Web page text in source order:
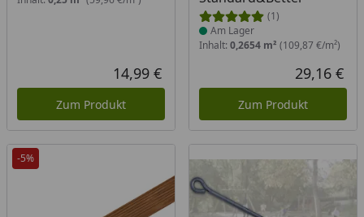
Aktueller Preis
14,99 €
Zum Produkt
(1)
Am Lager
Inhalt: 0,2654 m² (109,87 €/m²)
29,16 €
Zum Produkt
-5%